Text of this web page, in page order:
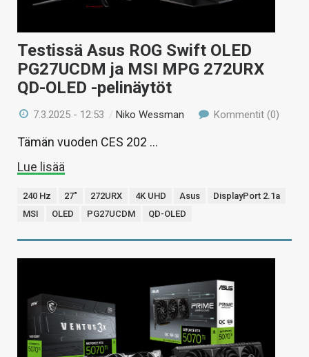
Testissä Asus ROG Swift OLED
PG27UCDM ja MSI MPG 272URX
QD-OLED -pelinäytöt
7.3.2025 - 12:53 /Niko Wessman Kommentit (0)
Tämän vuoden CES 202 …
Lue lisää
240 Hz 27" 272URX 4K UHD Asus
DisplayPort 2.1a
MSI
OLED PG27UCDM QD-OLED